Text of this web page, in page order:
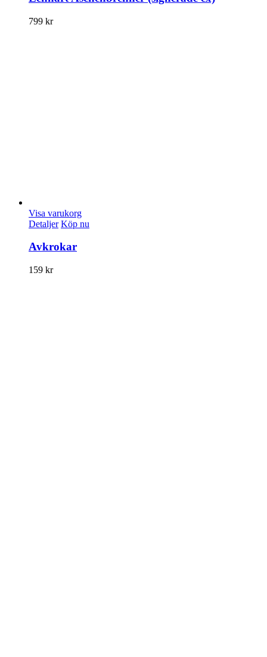
799 kr
Visa varukorg
Detaljer Köp nu
Avkrokar
159 kr